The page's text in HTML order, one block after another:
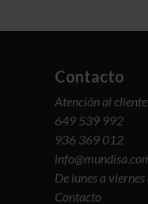
Contacto
Atención al cliente
649 539 992
936 369 012
De lunes a
Contacto